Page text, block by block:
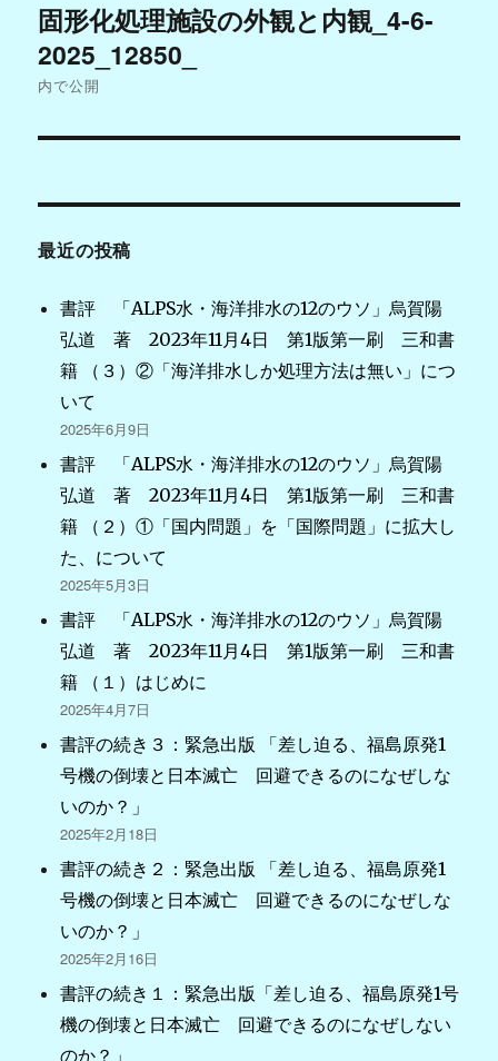
稿
ナ
ビ
ョ
ン
固形化処理施設の外観と内観_4-6-
2025_12850_
内で公開
最近の投稿
書評 「ALPS水・海洋排水の12のウソ」烏賀陽
弘道 著 2023年11月4日 第1版第一刷 三和書
籍 （３）②「海洋排水しか処理方法は無い」につ
いて
2025年6月9日
書評 「ALPS水・海洋排水の12のウソ」烏賀陽
弘道 著 2023年11月4日 第1版第一刷 三和書
籍 （２）①「国内問題」を「国際問題」に拡大し
た、について
2025年5月3日
書評 「ALPS水・海洋排水の12のウソ」烏賀陽
弘道 著 2023年11月4日 第1版第一刷 三和書
籍 （１）はじめに
2025年4月7日
書評の続き３：緊急出版 「差し迫る、福島原発1
号機の倒壊と日本滅亡 回避できるのになぜしな
いのか？」
2025年2月18日
書評の続き２：緊急出版 「差し迫る、福島原発1
号機の倒壊と日本滅亡 回避できるのになぜしな
いのか？」
2025年2月16日
書評の続き１：緊急出版「差し迫る、福島原発1号
機の倒壊と日本滅亡 回避できるのになぜしない
のか？」